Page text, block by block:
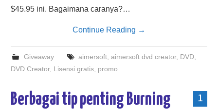
$45.95 ini. Bagaimana caranya?…
Continue Reading →
Giveaway aimersoft, aimersoft dvd creator, DVD,
DVD Creator, Lisensi gratis promo
1
Berbagai tip penting Burning